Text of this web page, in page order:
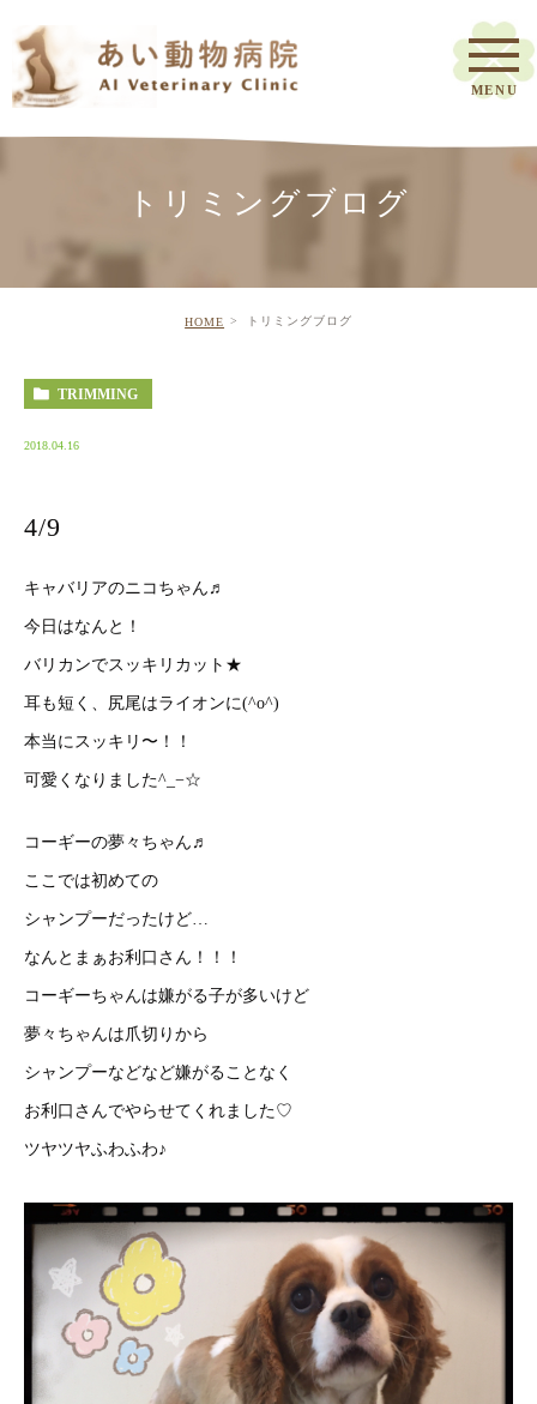
トリミングブログ
HOME トリミングブログ
TRIMMING
2018.04.16
4/9
キャバリアのニコちゃん♬
今日はなんと！
バリカンでスッキリカット★
耳も短く、尻尾はライオンに(^o^)
本当にスッキリ〜！！
可愛くなりました^_−☆
コーギーの夢々ちゃん♬
ここでは初めての
シャンプーだったけど…
なんとまぁお利口さん！！！
コーギーちゃんは嫌がる子が多いけど
夢々ちゃんは爪切りから
シャンプーなどなど嫌がることなく
お利口さんでやらせてくれました♡
ツヤツヤふわふわ♪